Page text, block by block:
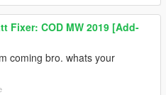
Fixer: COD MW 2019 [Add-
coming bro. whats your